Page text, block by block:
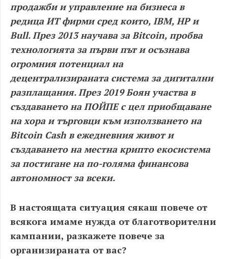
продажби и управление на бизнеса в
редица ИТ фирми сред които, IBM, HP и
Bull. През 2013 научава за Bitcoin, пробва
технологията за първи път и осъзнава
огромния потенциал на
децентрализираната система за дигитални
разплащания. През 2019 Боян участва в
създаването на ПОЙПЕ с цел приобщаване
на хора и търговци към използването на
Bitcoin Cash в ежедневния живот и
създаването на местна крипто екосистема
за постигане на по-голяма финансова
автономност за всеки.
В настоящата ситуация сякаш повече от
всякога имаме нужда от благотворителни
кампании, разкажете повече за
организираната от вас?